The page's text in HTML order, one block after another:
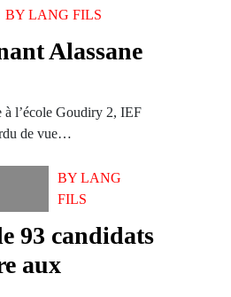
BYLANG FILS
Alassane
à l’école Goudiry 2, IEF
de vue…
BY LANG
FILS
93 candidats
aux